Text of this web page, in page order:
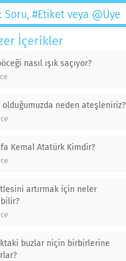
İçerikler
nasıl ışık saçıyor?
olduğumuzda neden ateşleniriz?
Kemal Atatürk Kimdir?
artırmak için neler
buzlar niçin birbirlerine